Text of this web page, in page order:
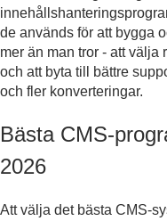
de används för att bygga
mer än man tror - att välja
och att byta till bättre
och fler konverteringar.
Bästa CMS-
2026
Att välja det bästa CMS-